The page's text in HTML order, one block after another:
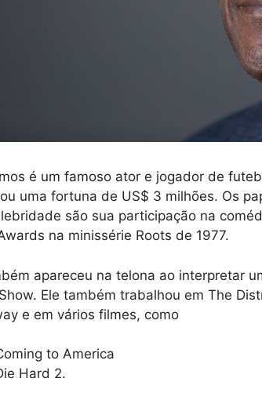
é um famoso ator e jogador de
uma fortuna de US$ 3 milhões. Os
são sua participação na
na minissérie Roots de 1977.
apareceu na telona ao interpretar
Ele também trabalhou em The
e em vários filmes, como
to America
Hard 2.